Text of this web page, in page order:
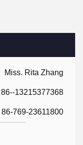
Miss. Rita Zhang
86--13215377368
86-769-23611800